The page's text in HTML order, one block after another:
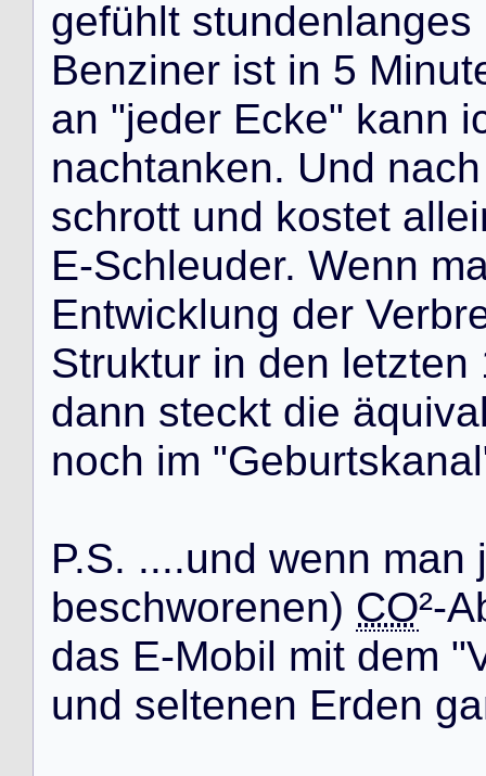
gefühlt stundenlanges
Benziner ist in 5 Minut
an "jeder Ecke" kann i
nachtanken. Und nach
schrott und kostet allei
E-Schleuder. Wenn m
Entwicklung der Verbr
Struktur in den letzten
dann steckt die äquiva
noch im "Geburtskanal
P.S. ....und wenn man j
beschworenen) CO²-A
das E-Mobil mit dem "
und seltenen Erden ga